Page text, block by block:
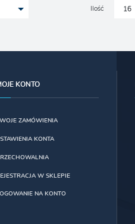
Ilość 16
KONTO
ZAMÓWIENIA
KONTA
W SKLEPIE
NA KONTO